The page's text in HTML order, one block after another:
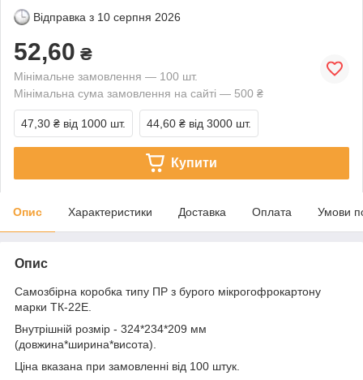
Відправка з 10 серпня 2026
52,60 ₴
Мінімальне замовлення — 100 шт.
Мінімальна сума замовлення на сайті — 500 ₴
47,30 ₴ від 1000 шт. 44,60 ₴ від 3000 шт.
Купити
Опис Характеристики Доставка Оплата Умови
Опис
Самозбірна коробка типу ПР з бурого мікрогофрокартону
марки ТК-22Е.
Внутрішній розмір - 324*234*209 мм
(довжина*ширина*висота).
Ціна вказана при замовленні від 100 штук.